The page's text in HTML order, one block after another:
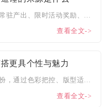
查看全文->
更具个性与魅力
光遇新手完全依靠免费基础装扮，通过色彩把控、版型适配、小众单...
查看全文->